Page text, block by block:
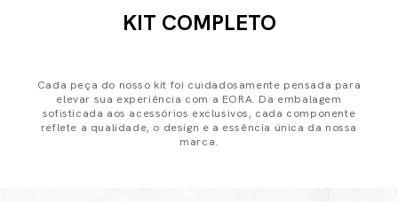
KIT COMPLETO
Cada peça do nosso kit foi cuidadosamente pensada para
elevar sua experiência com a EORA. Da embalagem
sofisticada aos acessórios exclusivos, cada componente
reflete a qualidade, o design e a essência única da nossa
marca.